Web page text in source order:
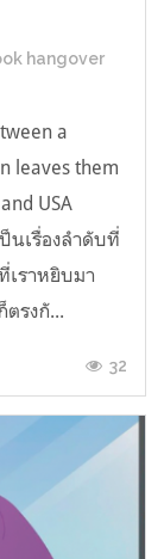
hangover
a
leaves them
USA
ป็นเรื่องลำดับที่
เราหยิบมา
รงกั...
32